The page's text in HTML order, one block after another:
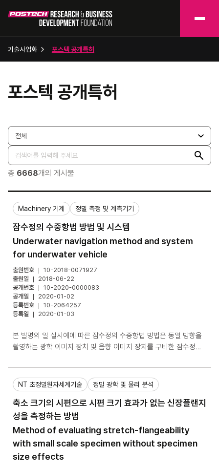
기술사업화 포스텍 공개특허
포스텍 공개특허
총 6668개의 게시물
Machinery 기계 정밀 측정 및 계측기기
잠수정의 수중항법 방법 및 시스템
Underwater navigation method and system
for underwater vehicle
출원번호
10-2018-0071927
출원일
2018-06-22
공개번호
10-2020-0000083
공개일
2020-01-02
등록번호
10-2064257
등록일
2020-01-03
본 발명의 일 실시예에 따른 잠수정의 수중항법 방법은 동일 방향을
촬영하는 광학 이미지 장치 및 음향 이미지 장치를 구비한 잠수정의
음향 이미지를 획득하는 단계; (b) 획득한 광학 이미지 및 음향 이미
지에서 특징점을 검출하는 단계; (c) 검출된 특징점의 개수에 기반하
여 획득한 광학 이미지 및 음향 이미지에 대한 신뢰도 점수를 평가한
후, 광학 이미지 및 음향 이미지 중에서 신뢰도 점수가 더 높은 이미
지를 선택하고, 선택 촬영 이미지, 촬영 위치 및 촬영 방향에 대한 각
정보를 어느 체크 지점의 가공 정보로 생성하는 단계; (d) 상기 (a) 내
지 상기 (c)를 서로 다른 지점에서 반복 수행하여 자유이동 중에 다수
의 체크 지점의 가공 정보를 생성하는 단계; (e) 출발 지점에서 목표
지점까지의 목표 이동 경로를 설정하되, 다수의 체크 지점 중에서 적
NT 초정밀원자세계기술 정밀 광학 및 물리 분석
축소 크기의 시편으로 시편 크기 효과가 없는 신장플랜지
성을 측정하는 방법
Method of evaluating stretch-flangeability
with small scale specimen without specimen
size effects